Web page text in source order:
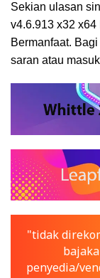
Sekian ulasan
v4.6.913 x32 x64
Bermanfaat.
saran atau
"tidak
penyedia/